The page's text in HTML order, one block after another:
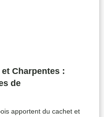
Charpentes :
de
apportent du cachet et